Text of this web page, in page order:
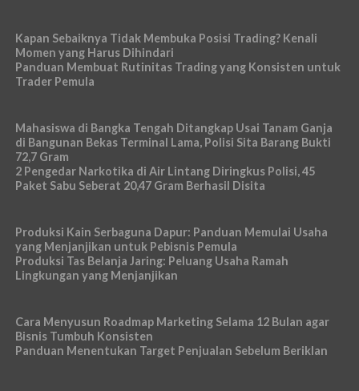
Kapan Sebaiknya Tidak Membuka Posisi Trading? Kenali
Momen yang Harus Dihindari
Panduan Membuat Rutinitas Trading yang Konsisten untuk
Trader Pemula
Mahasiswa di Bangka Tengah Ditangkap Usai Tanam Ganja
di Bangunan Bekas Terminal Lama, Polisi Sita Barang Bukti
72,7 Gram
2 Pengedar Narkotika di Air Lintang Diringkus Polisi, 45
Paket Sabu Seberat 20,47 Gram Berhasil Disita
Produksi Kain Serbaguna Dapur: Panduan Memulai Usaha
yang Menjanjikan untuk Pebisnis Pemula
Produksi Tas Belanja Jaring: Peluang Usaha Ramah
Lingkungan yang Menjanjikan
Cara Menyusun Roadmap Marketing Selama 12 Bulan agar
Bisnis Tumbuh Konsisten
Panduan Menentukan Target Penjualan Sebelum Beriklan